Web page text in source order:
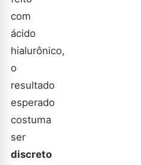
com
ácido
hialurônico,
o
resultado
esperado
costuma
ser
discreto